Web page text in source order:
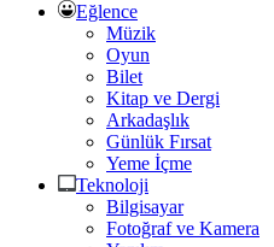
Eğlence
Müzik
Oyun
Bilet
Kitap ve Dergi
Arkadaşlık
Günlük Fırsat
Yeme İçme
Teknoloji
Bilgisayar
Fotoğraf ve Kamera